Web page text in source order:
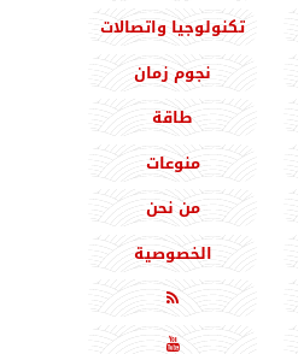
تكنولوجيا واتصالات
نجوم زمان
طاقة
منوعات
من نحن
الخصوصية

